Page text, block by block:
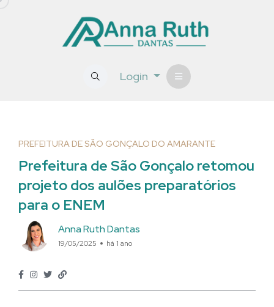
Login
PREFEITURA DE SÃO GONÇALO DO AMARANTE
Prefeitura de São Gonçalo retomou
projeto dos aulões preparatórios
para o ENEM
Anna Ruth Dantas
19/05/2025 há 1 ano